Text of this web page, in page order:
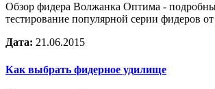
Обзор фидера Волжанка Оптима -
тестирование популярной серии фидеров
Дата: 21.06.2015
Как выбрать фидерное удилище